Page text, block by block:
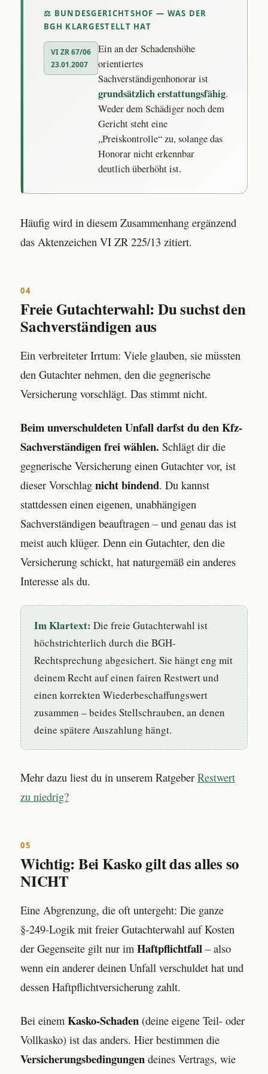
⚖ BUNDESGERICHTSHOF — WAS DER
BGH KLARGESTELLT HAT
VI ZR 67/06
23.01.2007
Ein an der Schadenshöhe
orientiertes
Sachverständigenhonorar ist
grundsätzlich erstattungsfähig.
Weder dem Schädiger noch dem
Gericht steht eine
„Preiskontrolle“ zu, solange das
Honorar nicht erkennbar
deutlich überhöht ist.
Häufig wird in diesem Zusammenhang ergänzend
das Aktenzeichen VI ZR 225/13 zitiert.
04
Freie Gutachterwahl: Du suchst den
Sachverständigen aus
Ein verbreiteter Irrtum: Viele glauben, sie müssten
den Gutachter nehmen, den die gegnerische
Versicherung vorschlägt. Das stimmt nicht.
Beim unverschuldeten Unfall darfst du den Kfz-
Sachverständigen frei wählen. Schlägt dir die
gegnerische Versicherung einen Gutachter vor, ist
dieser Vorschlag nicht bindend. Du kannst
stattdessen einen eigenen, unabhängigen
Sachverständigen beauftragen – und genau das ist
meist auch klüger. Denn ein Gutachter, den die
Versicherung schickt, hat naturgemäß ein anderes
Interesse als du.
Im Klartext: Die freie Gutachterwahl ist
höchstrichterlich durch die BGH-
Rechtsprechung abgesichert. Sie hängt eng mit
deinem Recht auf einen fairen Restwert und
einen korrekten Wiederbeschaffungswert
zusammen – beides Stellschrauben, an denen
deine spätere Auszahlung hängt.
Mehr dazu liest du in unserem Ratgeber Restwert
zu niedrig?
05
Wichtig: Bei Kasko gilt das alles so
NICHT
Eine Abgrenzung, die oft untergeht: Die ganze
§-249-Logik mit freier Gutachterwahl auf Kosten
der Gegenseite gilt nur im Haftpflichtfall – also
wenn ein anderer deinen Unfall verschuldet hat und
dessen Haftpflichtversicherung zahlt.
Bei einem Kasko-Schaden (deine eigene Teil- oder
Vollkasko) ist das anders. Hier bestimmen die
Versicherungsbedingungen deines Vertrags, wie